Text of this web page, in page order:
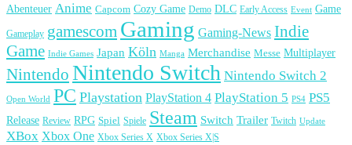
Abenteuer Anime Capcom Cozy Game Demo DLC Early Access Event Game
Gameplay gamescom Gaming Gaming-News Indie
Game Indie Games Japan Köln Manga Merchandise Messe Multiplayer
Nintendo Nintendo Switch Nintendo Switch 2
Open World PC Playstation PlayStation 4 PlayStation 5 PS4 PS5
Release Review RPG Spiel Spiele Steam Switch Trailer Twitch Update
XBox Xbox One Xbox Series X Xbox Series X|S